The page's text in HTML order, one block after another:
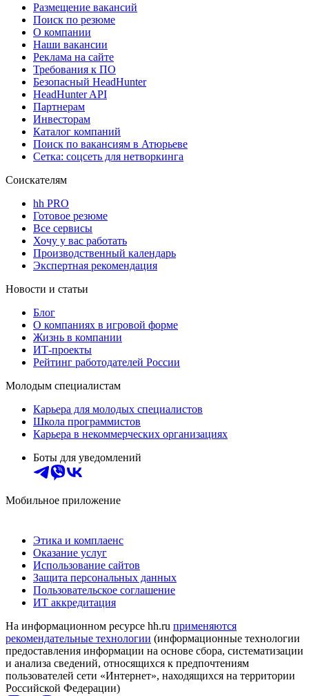
Размещение вакансий
Поиск по резюме
О компании
Наши вакансии
Реклама на сайте
Требования к ПО
Безопасный HeadHunter
HeadHunter API
Партнерам
Инвесторам
Каталог компаний
Поиск по вакансиям в Атюрьеве
Сетка: соцсеть для нетворкинга
Соискателям
hh PRO
Готовое резюме
Все сервисы
Хочу у вас работать
Производственный календарь
Экспертная рекомендация
Новости и статьи
Блог
О компаниях в игровой форме
Жизнь в компании
ИТ-проекты
Рейтинг работодателей России
Молодым специалистам
Карьера для молодых специалистов
Школа программистов
Карьера в некоммерческих организациях
Боты для уведомлений
Мобильное приложение
Этика и комплаенс
Оказание услуг
Использование сайтов
Защита персональных данных
Пользовательское соглашение
ИТ аккредитация
На информационном ресурсе hh.ru применяются
рекомендательные технологии (информационные технологии
предоставления информации на основе сбора, систематизации
и анализа сведений, относящихся к предпочтениям
пользователей сети «Интернет», находящихся на территории
Российской Федерации)